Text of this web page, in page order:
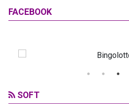
FACEBOOK
SOFT